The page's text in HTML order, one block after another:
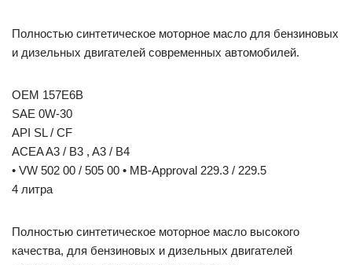
Полностью синтетическое моторное масло для бензиновых
и дизельных двигателей современных автомобилей.
OEM 157E6B
SAE 0W-30
API SL / CF
ACEA A3 / B3 , A3 / B4
• VW 502 00 / 505 00 • MB-Approval 229.3 / 229.5
4 литра
Полностью синтетическое моторное масло высокого
качества, для бензиновых и дизельных двигателей